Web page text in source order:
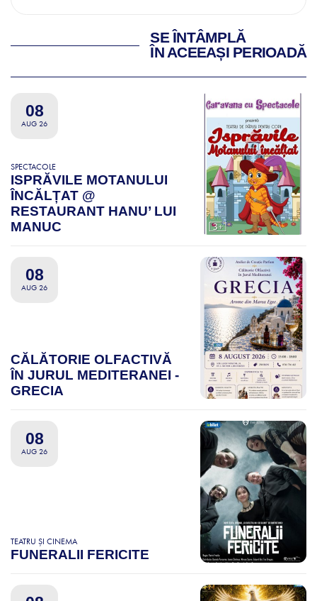
SE ÎNTÂMPLĂ
ÎN ACEEAȘI PERIOADĂ
08
AUG 26
SPECTACOLE
ISPRĂVILE MOTANULUI
ÎNCĂLȚAT @
RESTAURANT HANU’ LUI
MANUC
08
AUG 26
CĂLĂTORIE OLFACTIVĂ
ÎN JURUL MEDITERANEI -
GRECIA
08
AUG 26
TEATRU ȘI CINEMA
FUNERALII FERICITE